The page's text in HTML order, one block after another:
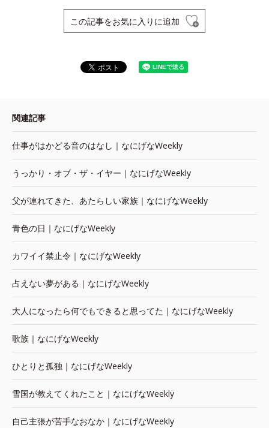
この記事をお気に入りに追加
関連記事
仕事がはかどる音のはなし｜なにげなWeekly
うっかり・オブ・ザ・イヤー｜なにげなWeekly
父が連れてきた、あたらしい家族｜なにげなWeekly
青色の日｜なにげなWeekly
カワイイ禁止令｜なにげなWeekly
占えない夢がある｜なにげなWeekly
大人になったら何でもできると思ってた｜なにげなWeekly
歌族｜なにげなWeekly
ひとりと孤独｜なにげなWeekly
雪国が教えてくれたこと｜なにげなWeekly
自己主張が苦手なおなか｜なにげなWeekly